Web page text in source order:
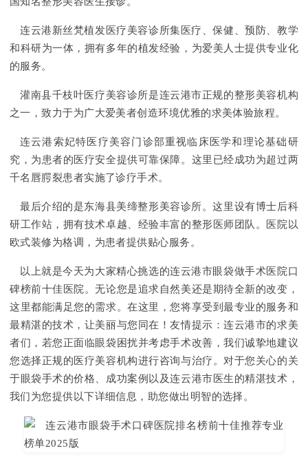
连云港新丝梵植发医疗美容诊所集医疗、保健、预防、教学
和科研为一体，拥有多年的植发经验，为爱美人士提供专业化
的服务。
灌南县千枝叶医疗美容诊所是连云港市正规的整形美容机构
之一，致力于为广大爱美者创造环境优雅的求美体验旅程。
连云港索妃特医疗美容门诊部重视临床医学和理论基础研
究，为患者的医疗安全提供可靠保障。这里已经成功为超过两
千名唇腭裂患者实施了诊疗手术。
最后介绍的是东海县美缔整形美容诊所。这里设有博士后科
研工作站，拥有技术卓越、经验丰富的整形医师团队。医院以
欧式装修为格调，为患者提供贴心服务。
以上就是今天为大家精心挑选的连云港市眼袋做手术医院口
碑榜前十佳医院。无论您是追求自然美还是期待全新的改变，
这里都能满足您的需求。在这里，您将享受到最专业的服务和
最精湛的技术，让美丽与您同在！友情提示：连云港市的求美
者们，若您正面临眼袋困扰并考虑手术改善，我们诚挚地建议
您选择正规的医疗美容机构进行咨询与治疗。对于您关心的关
于眼袋手术的价格、成功案例以及连云港市医生的精湛技术，
我们为您提供以下详细信息，助您做出明智的选择。